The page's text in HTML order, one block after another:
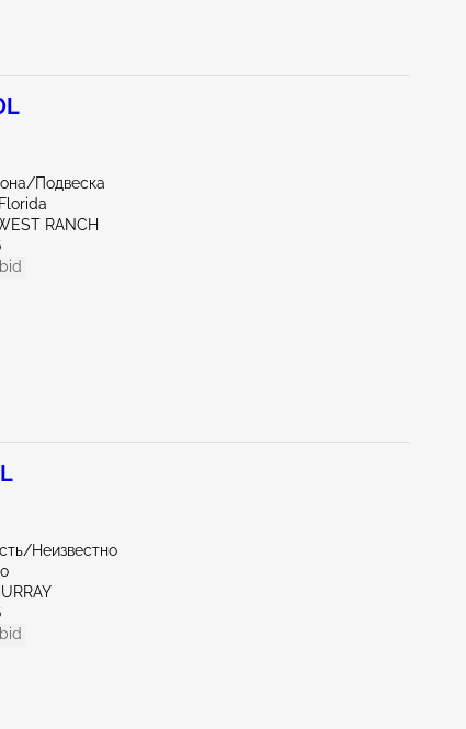
Подвеска
RANCH
Неизвестно